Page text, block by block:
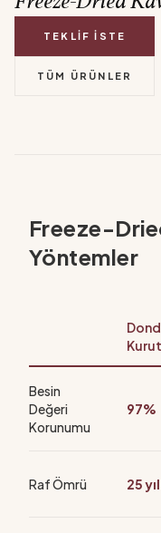
TEKLIF İSTE
TÜM ÜRÜNLER
Freeze-
Yöntemler
Besin
Değeri
Korunumu
97%
Raf Ömrü 25